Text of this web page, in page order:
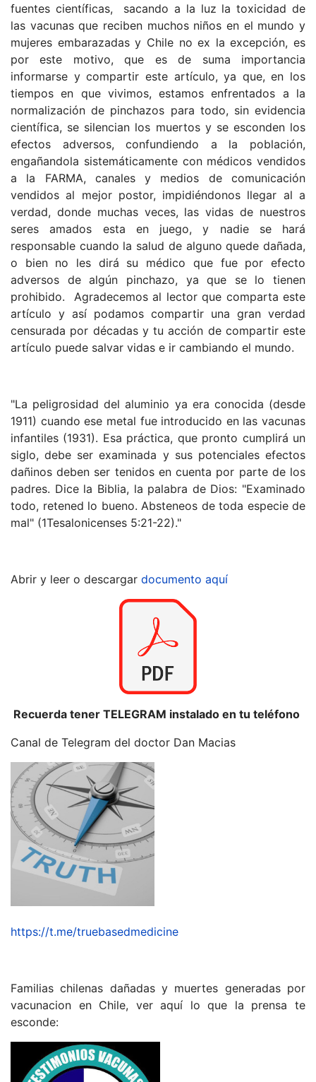
fuentes científicas, sacando a la luz la toxicidad de
las vacunas que reciben muchos niños en el mundo y
mujeres embarazadas y Chile no ex la excepción, es
por este motivo, que es de suma importancia
informarse y compartir este artículo, ya que, en los
tiempos en que vivimos, estamos enfrentados a la
normalización de pinchazos para todo, sin evidencia
científica, se silencian los muertos y se esconden los
efectos adversos, confundiendo a la población,
engañandola sistemáticamente con médicos vendidos
a la FARMA, canales y medios de comunicación
vendidos al mejor postor, impidiéndonos llegar al a
verdad, donde muchas veces, las vidas de nuestros
seres amados esta en juego, y nadie se hará
responsable cuando la salud de alguno quede dañada,
o bien no les dirá su médico que fue por efecto
adversos de algún pinchazo, ya que se lo tienen
prohibido. Agradecemos al lector que comparta este
artículo y así podamos compartir una gran verdad
censurada por décadas y tu acción de compartir este
artículo puede salvar vidas e ir cambiando el mundo.
"La peligrosidad del aluminio ya era conocida (desde
1911) cuando ese metal fue introducido en las vacunas
infantiles (1931). Esa práctica, que pronto cumplirá un
siglo, debe ser examinada y sus potenciales efectos
dañinos deben ser tenidos en cuenta por parte de los
padres. Dice la Biblia, la palabra de Dios: "Examinado
todo, retened lo bueno. Absteneos de toda especie de
mal" (1Tesalonicenses 5:21-22)."
Abrir y leer o descargar documento aquí
Recuerda tener TELEGRAM instalado en tu teléfono
Canal de Telegram del doctor Dan Macias
https://t.me/truebasedmedicine
Familias chilenas dañadas y muertes generadas por
vacunacion en Chile, ver aquí lo que la prensa te
esconde: